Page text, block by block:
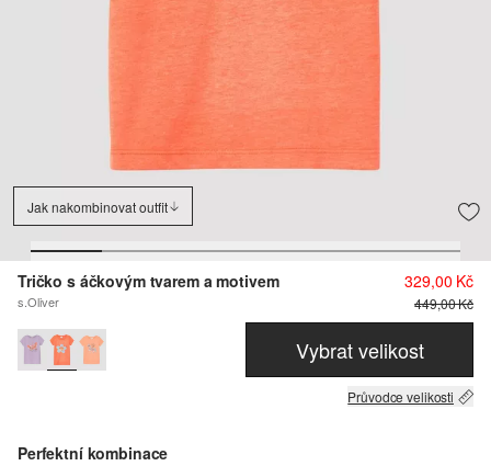
Jak nakombinovat outfit
Tričko s áčkovým tvarem a motivem
s.Oliver
329,00 Kč
449,00 Kč
Vybrat velikost
Průvodce velikosti
Perfektní kombinace